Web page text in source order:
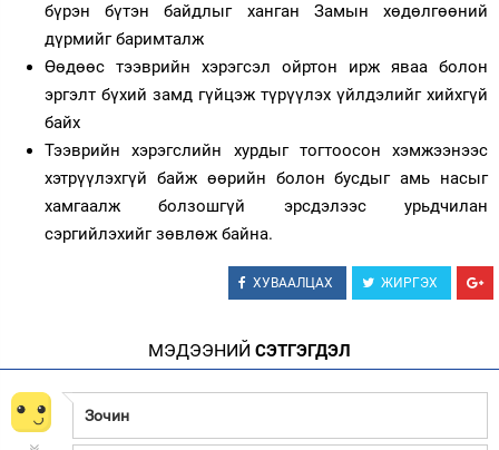
бүрэн бүтэн байдлыг ханган Замын хөдөлгөөний
дүрмийг баримталж
Өөдөөс тээврийн хэрэгсэл ойртон ирж яваа болон
эргэлт бүхий замд гүйцэж түрүүлэх үйлдэлийг хийхгүй
байх
Тээврийн хэрэгслийн хурдыг тогтоосон хэмжээнээс
хэтрүүлэхгүй байж өөрийн болон бусдыг амь насыг
хамгаалж болзошгүй эрсдэлээс урьдчилан
сэргийлэхийг зөвлөж байна.
ХУВААЛЦАХ ЖИРГЭХ
МЭДЭЭНИЙ СЭТГЭГДЭЛ